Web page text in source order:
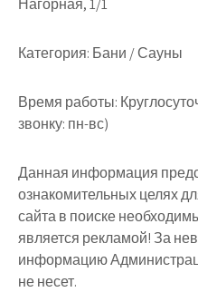
Категория: Бани / Сауны
Время работы:
звонку: пн-вс)
Данная информация
ознакомительных целях
сайта в поиске
является рекламой! За
информацию
не несет.